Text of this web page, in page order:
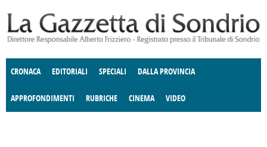
CRONACA EDITORIALI SPECIALI DALLA PROVINCIA
APPROFONDIMENTI RUBRICHE CINEMA VIDEO